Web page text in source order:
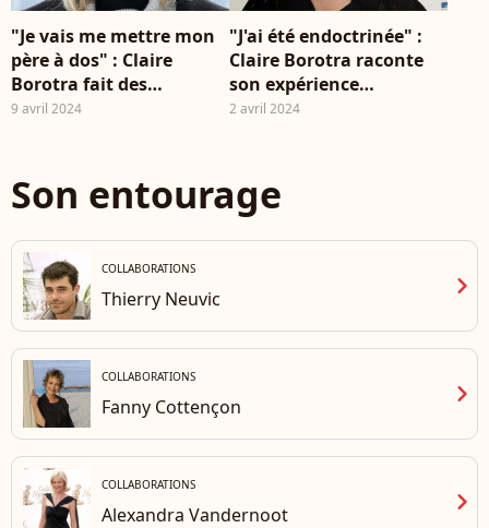
"Je vais me mettre mon
père à dos" : Claire
Borotra fait des
confidences sur sa
9 avril 2024
"J'ai été endoctrinée" :
Claire Borotra raconte
son expérience
calamiteuse à l'Opéra de
2 avril 2024
Son entourage
COLLABORATIONS
Thierry Neuvic chevron_right
COLLABORATIONS
Fanny Cottençon chevron_right
COLLABORATIONS
Alexandra Vandernoot chevron_right